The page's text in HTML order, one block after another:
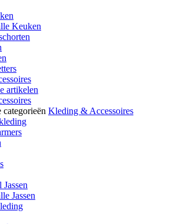
Keuken
artikelen
categorieën Kleding & Accessoires
Jassen
Jassen